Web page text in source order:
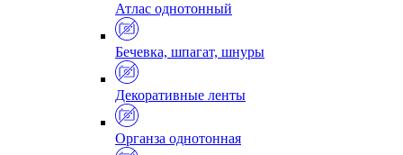
Атлас однотонный
Бечевка, шпагат, шнуры
Декоративные ленты
Органза однотонная